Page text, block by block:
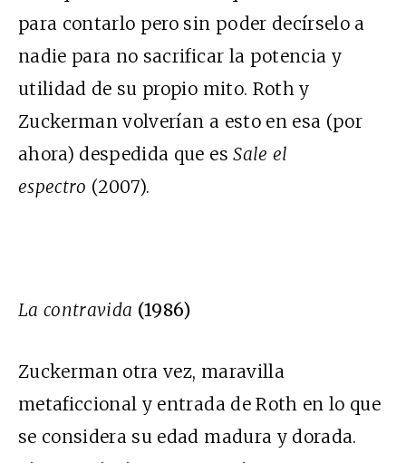
para contarlo pero sin poder decírselo a
nadie para no sacrificar la potencia y
utilidad de su propio mito. Roth y
Zuckerman volverían a esto en esa (por
ahora) despedida que esSale el
espectro (2007).
La contravida (1986)
Zuckerman otra vez, maravilla
metaficcional y entrada de Roth en lo que
se considera su edad madura y dorada.